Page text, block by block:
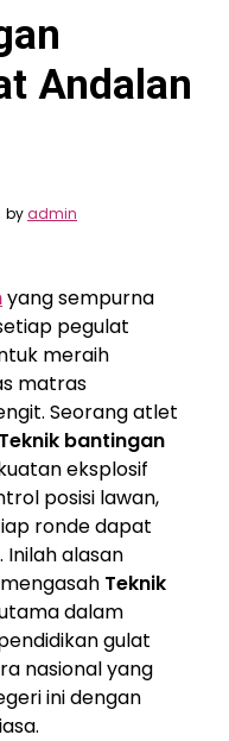
Andalan
byadmin
yang sempurna
pegulat
meraih
matras
Seorang atlet
Teknik bantingan
eksplosif
posisi lawan,
ronde dapat
alasan
Teknik
dalam
gulat
nasional yang
ini dengan